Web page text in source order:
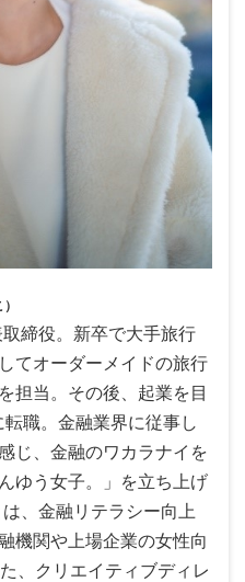
締役。新卒で大手旅行
てオーダーメイドの旅行
担当。その後、起業を目
職。金融業界に従事し
じ、金融のワカラナイを
ゆう女子。」を立ち上げ
、金融リテラシー向上
機関や上場企業の女性向
、クリエイティブディレ